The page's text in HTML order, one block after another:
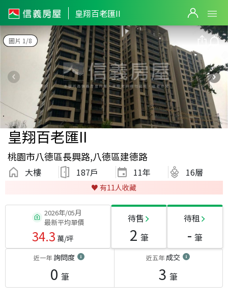
皇翔百老匯II
圖片 1/8
皇翔百老匯II
桃園市八德區長興路,八德區建德路
大樓 187戶 11年 16層
♥️ 有11 人收藏
2026年/05月
最新平均單價
34.3 萬/坪
待售
2 筆
待租
- 筆
近一年詢問度
0 筆
近五年成交
3 筆